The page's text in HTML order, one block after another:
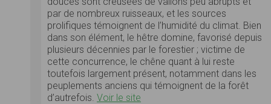
par de nombreux ruisseaux, et les sources
prolifiques témoignent de l’humidité du climat. Bien
dans son élément, le hêtre domine, favorisé depuis
plusieurs décennies par le forestier ; victime de
cette concurrence, le chêne quant à lui reste
toutefois largement présent, notamment dans les
peuplements anciens qui témoignent de la forêt
d’autrefois. Voir le site